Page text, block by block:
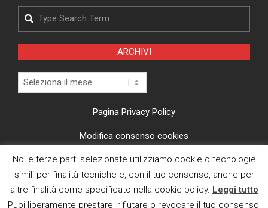
Search
ARCHIVI
Archivi
Pagina Privacy Policy
Modifica consenso cookies
CI TROVI ANCHE SU
Noi e terze parti selezionate utilizziamo cookie o tecnologie
simili per finalità tecniche e, con il tuo consenso, anche per
altre finalità come specificato nella cookie policy. Leggi tutto
Puoi liberamente prestare, rifiutare o revocare il tuo consenso,